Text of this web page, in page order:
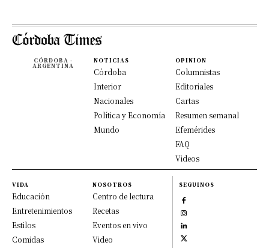
CÓRDOBA -
ARGENTINA
NOTICIAS
Córdoba
Interior
Nacionales
Política y Economía
Mundo
OPINION
Columnistas
Editoriales
Cartas
Resumen semanal
Efemérides
FAQ
Videos
VIDA
Educación
Entretenimientos
Estilos
Comidas
NOSOTROS
Centro de lectura
Recetas
Eventos en vivo
Video
SEGUINOS